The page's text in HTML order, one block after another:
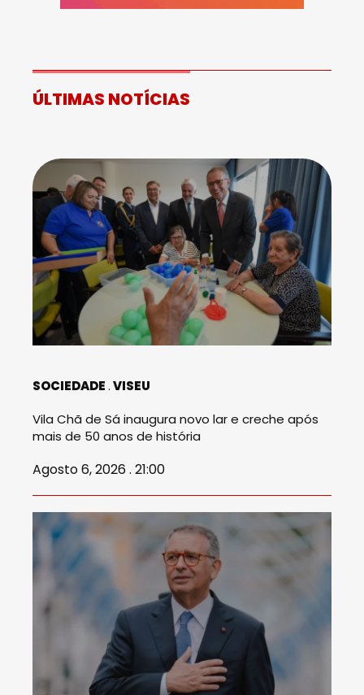
ÚLTIMAS NOTÍCIAS
SOCIEDADE VISEU
Vila Chã de Sá inaugura novo lar e creche após
mais de 50 anos de história
Agosto 6, 2026 . 21:00